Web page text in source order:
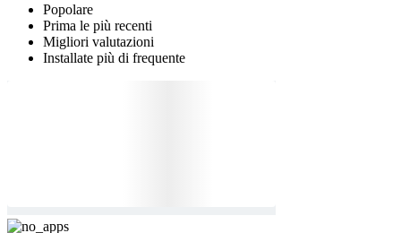
Popolare
Prima le più recenti
Migliori valutazioni
Installate più di frequente